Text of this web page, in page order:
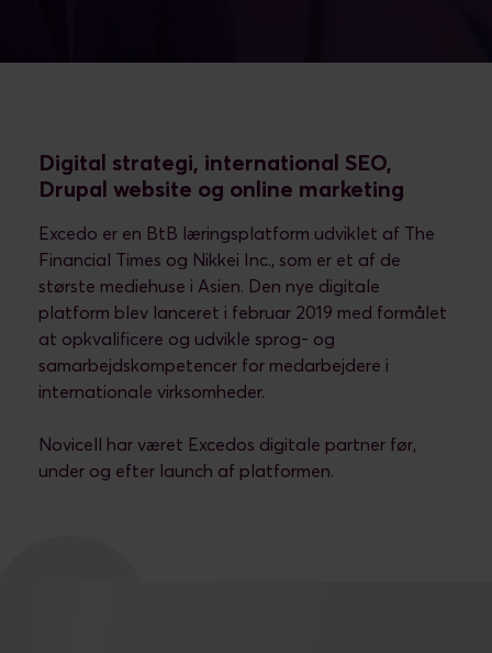
Digital strategi, international SEO,
Drupal website og online marketing
Excedo er en BtB læringsplatform udviklet af The
Financial Times og Nikkei Inc., som er et af de
største mediehuse i Asien. Den nye digitale
platform blev lanceret i februar 2019 med formålet
at opkvalificere og udvikle sprog- og
samarbejdskompetencer for medarbejdere i
internationale virksomheder.
Novicell har været Excedos digitale partner før,
under og efter launch af platformen.